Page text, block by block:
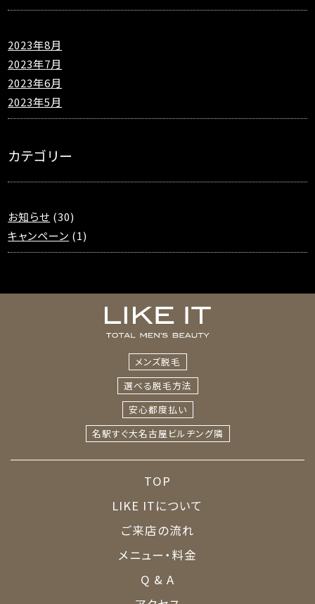
2023年8月
2023年7月
2023年6月
2023年5月
カテゴリー
お知らせ (30)
キャンペーン (1)
メンズ脱毛
選べる脱毛方法
安心都度払い
名駅すぐ大名古屋ビルヂング隣
TOP
LIKE ITについて
ご来店の流れ
メニュー・料金
Q & A